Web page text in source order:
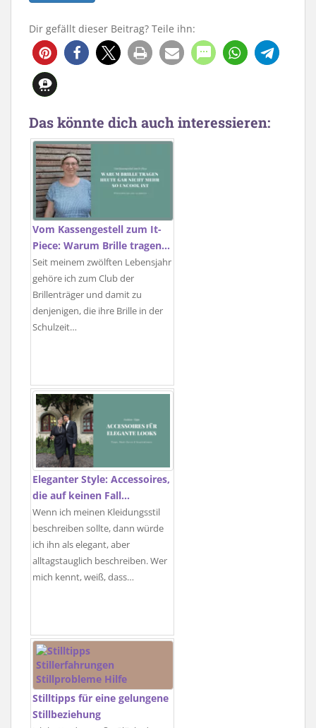
Dir gefällt dieser Beitrag? Teile ihn:
305 75
Das könnte dich auch interessieren:
Vom Kassengestell zum It-
Piece: Warum Brille tragen…
Seit meinem zwölften Lebensjahr
gehöre ich zum Club der
Brillenträger und damit zu
denjenigen, die ihre Brille in der
Schulzeit…
Eleganter Style: Accessoires,
die auf keinen Fall…
Wenn ich meinen Kleidungsstil
beschreiben sollte, dann würde
ich ihn als elegant, aber
alltagstauglich beschreiben. Wer
mich kennt, weiß, dass…
Stilltipps für eine gelungene
Stillbeziehung